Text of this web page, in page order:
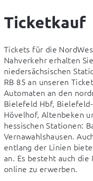
Ticketkauf
Tickets für die
Nahverkehr erhalten
niedersächsischen
RB 85 an unseren
Automaten an den
Bielefeld Hbf,
Hövelhof, Altenbeken
hessischen Stationen:
Vernawahlshausen.
entlang der Linien
an. Es besteht auch
online zu erwerben.